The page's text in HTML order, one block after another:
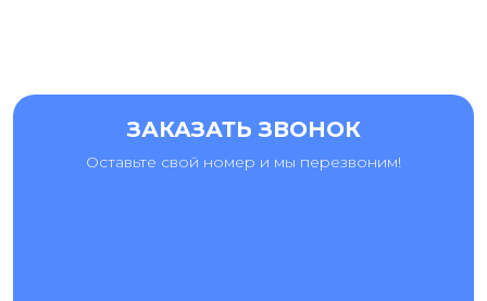
ЗАКАЗАТЬ ЗВОНОК
Оставьте свой номер и мы перезвоним!